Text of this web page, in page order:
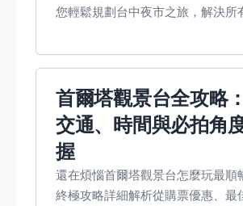
您輕鬆規劃台中夜市之旅，解決所
首爾塔觀景台全攻略
交通、時間與必拍角
握
還在煩惱首爾塔觀景台怎麼玩最順
終極攻略詳細解析從購票優惠、最